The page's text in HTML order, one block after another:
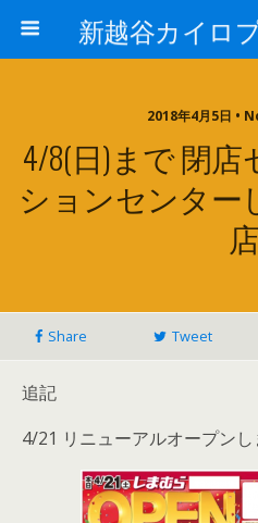
2018年4月5日 •
4/8(日)まで 閉
ションセンター
店
Share Tweet
追記
4/21 リニューアルオープンし